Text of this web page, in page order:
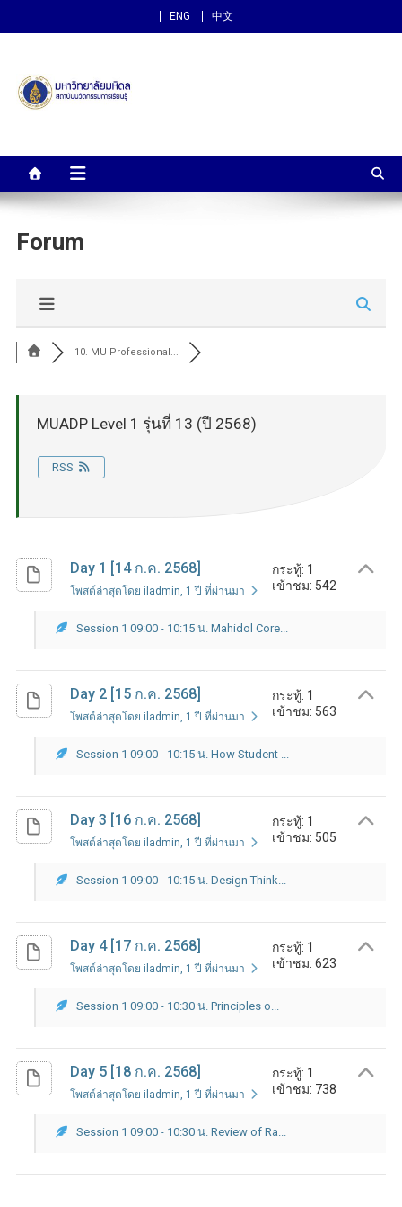
ENG 中文
สถาบันนวัตกรรมการเรียนรู้
Forum
10. MU Professional...
MUADP Level 1 รุ่นที่ 13 (ปี 2568)
RSS
Day 1 [14 ก.ค. 2568]
โพสต์ล่าสุดโดย iladmin, 1 ปี ที่ผ่านมา
กระทู้: 1
เข้าชม: 542
Session 1 09:00 - 10:15 น. Mahidol Core...
Day 2 [15 ก.ค. 2568]
โพสต์ล่าสุดโดย iladmin, 1 ปี ที่ผ่านมา
กระทู้: 1
เข้าชม: 563
Session 1 09:00 - 10:15 น. How Student ...
Day 3 [16 ก.ค. 2568]
โพสต์ล่าสุดโดย iladmin, 1 ปี ที่ผ่านมา
กระทู้: 1
เข้าชม: 505
Session 1 09:00 - 10:15 น. Design Think...
Day 4 [17 ก.ค. 2568]
โพสต์ล่าสุดโดย iladmin, 1 ปี ที่ผ่านมา
กระทู้: 1
เข้าชม: 623
Session 1 09:00 - 10:30 น. Principles o...
Day 5 [18 ก.ค. 2568]
โพสต์ล่าสุดโดย iladmin, 1 ปี ที่ผ่านมา
กระทู้: 1
เข้าชม: 738
Session 1 09:00 - 10:30 น. Review of Ra...